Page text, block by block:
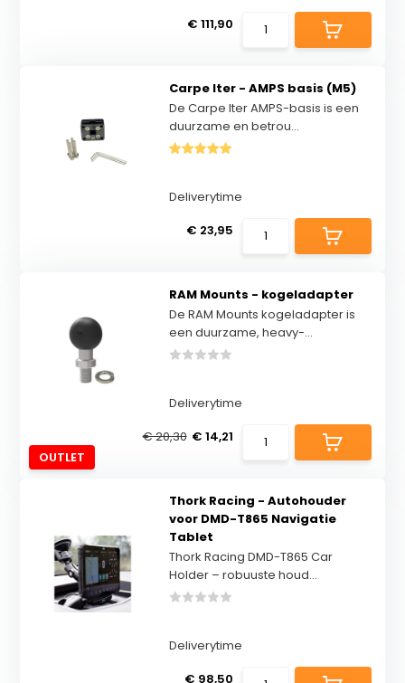
€ 111,90
Carpe Iter - AMPS basis (M5)
De Carpe Iter AMPS-basis is een
duurzame en betrou...
Deliverytime
€ 23,95
OUTLET
RAM Mounts - kogeladapter
De RAM Mounts kogeladapter is
een duurzame, heavy-...
Deliverytime
€ 20,30 € 14,21
Thork Racing - Autohouder
voor DMD-T865 Navigatie
Tablet
Thork Racing DMD-T865 Car
Holder – robuuste houd...
Deliverytime
€ 98,50